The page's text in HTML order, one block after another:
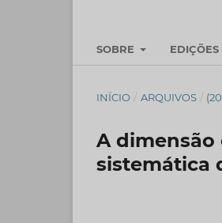
SOBRE EDIÇÕES
INÍCIO / ARQUIVOS /
A dimensão
sistemática